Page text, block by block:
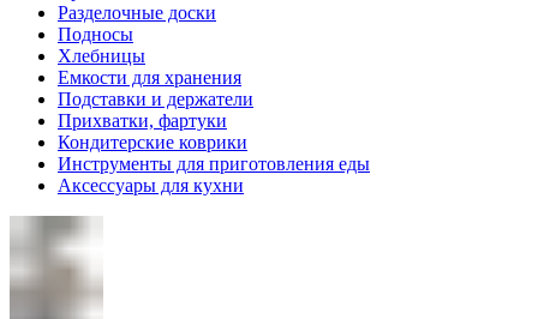
Разделочные доски
Подносы
Хлебницы
Емкости для хранения
Подставки и держатели
Прихватки, фартуки
Кондитерские коврики
Инструменты для приготовления еды
Аксессуары для кухни